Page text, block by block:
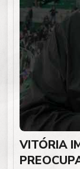
VITÓRIA